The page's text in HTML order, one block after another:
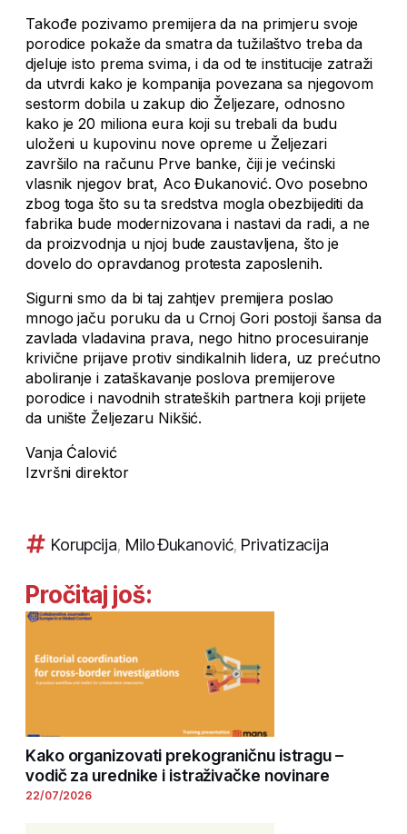
Takođe pozivamo premijera da na primjeru svoje
porodice pokaže da smatra da tužilaštvo treba da
djeluje isto prema svima, i da od te institucije zatraži
da utvrdi kako je kompanija povezana sa njegovom
sestorm dobila u zakup dio Željezare, odnosno
kako je 20 miliona eura koji su trebali da budu
uloženi u kupovinu nove opreme u Željezari
završilo na računu Prve banke, čiji je većinski
vlasnik njegov brat, Aco Đukanović. Ovo posebno
zbog toga što su ta sredstva mogla obezbijediti da
fabrika bude modernizovana i nastavi da radi, a ne
da proizvodnja u njoj bude zaustavljena, što je
dovelo do opravdanog protesta zaposlenih.
Sigurni smo da bi taj zahtjev premijera poslao
mnogo jaču poruku da u Crnoj Gori postoji šansa da
zavlada vladavina prava, nego hitno procesuiranje
krivične prijave protiv sindikalnih lidera, uz prećutno
aboliranje i zataškavanje poslova premijerove
porodice i navodnih strateških partnera koji prijete
da unište Željezaru Nikšić.
Vanja Ćalović
Izvršni direktor
Korupcija, Milo Đukanović, Privatizacija
Pročitaj još:
Kako organizovati prekograničnu istragu –
vodič za urednike i istraživačke novinare
22/07/2026